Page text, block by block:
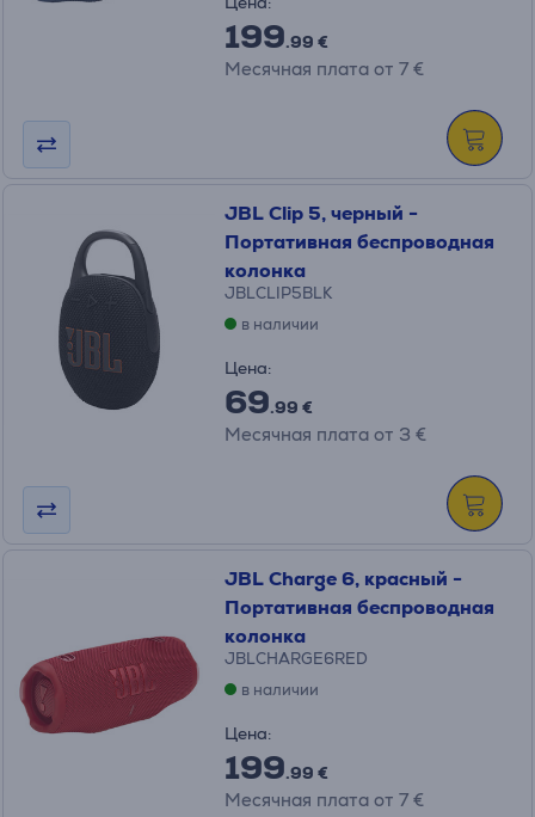
199.99 €
Месячная плата от 7 €
JBL Clip 5, черный -
Портативная беспроводная
колонка
JBLCLIP5BLK
в наличии
Цена:
69.99 €
Месячная плата от 3 €
JBL Charge 6, красный -
Портативная беспроводная
колонка
JBLCHARGE6RED
в наличии
Цена:
199.99 €
Месячная плата от 7 €